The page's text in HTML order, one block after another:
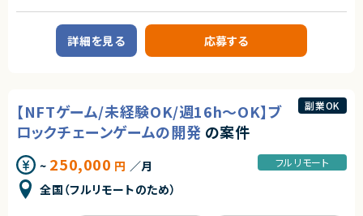
なプロジェクトに関わることができます。
・CTOやVPoEと連携して開発組織および様々なプロダクトの課題解決
・全社横断のプロジェクトや新規事業の立ち上げを事業計画フェーズから支
・生産性向上とリスク軽減のためのモダン化をインフラ、アプリケーションの
両面から推進
・開発組織の課題解決、エンジニアの育成、採用支援
■ポジションの魅力
特定のプロダクトを持たない組織だからこそ俯瞰的に課題を見極め、全体
最適となる解決策を打っていくことが求められます。
テックリード室として全社を俯瞰して施策を考えるだけでなく、主担当となる
テクノロジーを活用し、法務業務の効率化・自動化を推進するリーガルテッ
【業務内容】
生成AIや大規模言語モデルの応用に関する開発及び運用
・生成AIや大規模言語モデル以外の数理最適化手法を用いたリーガルテック
プロダクトの新規機能に関する企画提案
・既存プロダクトAIの保守運用および改善
求めるスキル
【必須スキル】
・AIを活用してWebアプリケーションを開発した経験
・自然言語処理を使用したモデル開発などの業務経験
詳細を見る 応募する
【NFTゲーム/未経験OK/週16h～OK】ブ
ロックチェーンゲームの開発 の案件
~ 250,000 円 ／月
全国（フルリモートのため）
フルリモート
副業OK